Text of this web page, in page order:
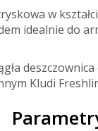
w
idealnie do
Kludi